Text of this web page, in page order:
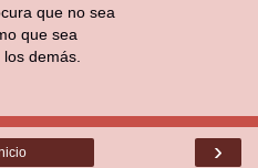
que no sea
que sea
demás.
›